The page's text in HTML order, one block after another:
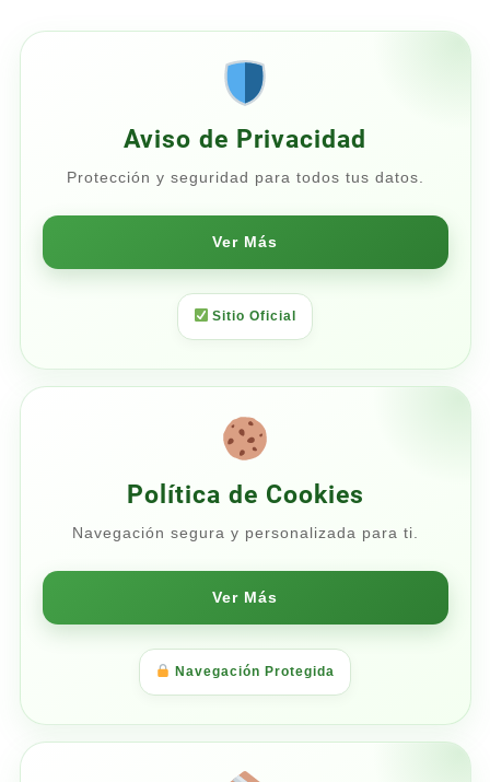
$230.35
Aviso de Privacidad
Protección y seguridad para todos tus datos.
Ver Más
Sitio Oficial
Política de Cookies
Navegación segura y personalizada para ti.
Ver Más
Navegación Protegida